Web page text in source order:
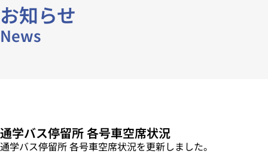
お知らせ
News
通学バス停留所 各号車空席状況
通学バス停留所 各号車空席状況を更新しました。